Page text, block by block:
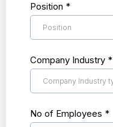
Position *
Company Industry *
No of Employees *